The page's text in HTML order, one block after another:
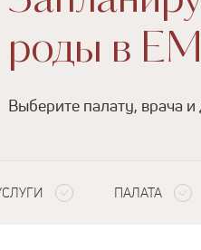
роды в
Выберите палату, врача
ПАЛАТА